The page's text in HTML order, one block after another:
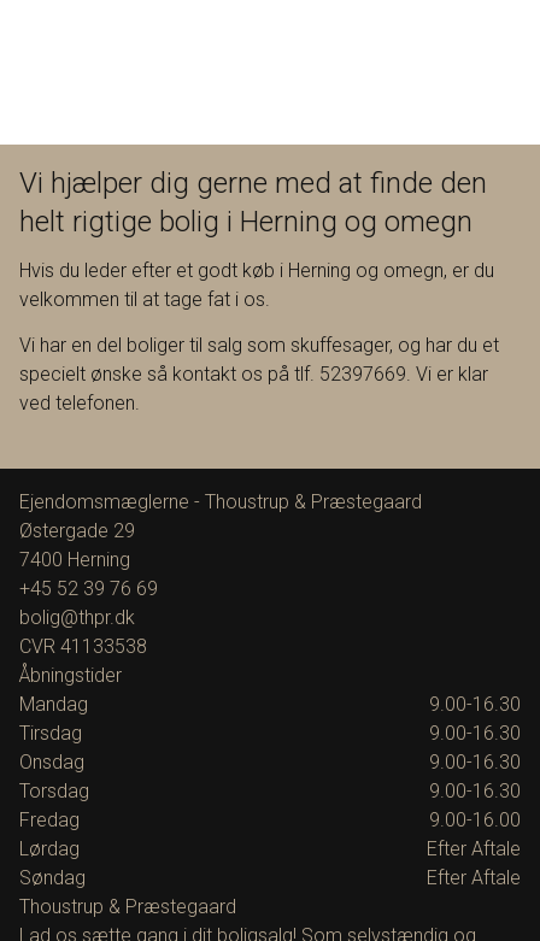
Vi hjælper dig gerne med at finde den
helt rigtige bolig i Herning og omegn
Hvis du leder efter et godt køb i Herning og omegn, er du
velkommen til at tage fat i os.
Vi har en del boliger til salg som skuffesager, og har du et
specielt ønske så kontakt os på tlf. 52397669. Vi er klar
ved telefonen.
Ejendomsmæglerne - Thoustrup & Præstegaard
Østergade 29
7400 Herning
+45 52 39 76 69
bolig@thpr.dk
CVR 41133538
Åbningstider
Mandag
9.00-16.30
Tirsdag
9.00-16.30
Onsdag
9.00-16.30
Torsdag
9.00-16.30
Fredag
9.00-16.00
Lørdag
Efter Aftale
Søndag
Efter Aftale
Thoustrup & Præstegaard
Lad os sætte gang i dit boligsalg! Som selvstændig og